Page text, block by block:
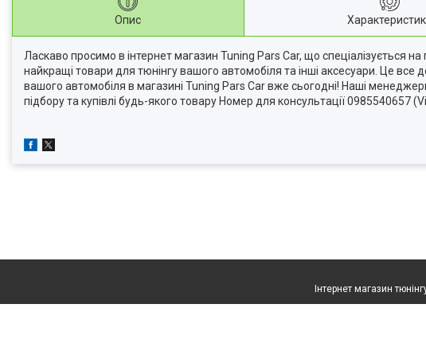
Опис
Ласкаво просимо в інтернет магазин Tuning Pars Car, що спеціалізується
найкращі товари для тюнінгу вашого автомобіля та інші аксесуари. Це
вашого автомобіля в магазині Tuning Pars Car вже сьогодні! Наші
підбору та купівлі будь-якого товару Номер для консультації 0985540657